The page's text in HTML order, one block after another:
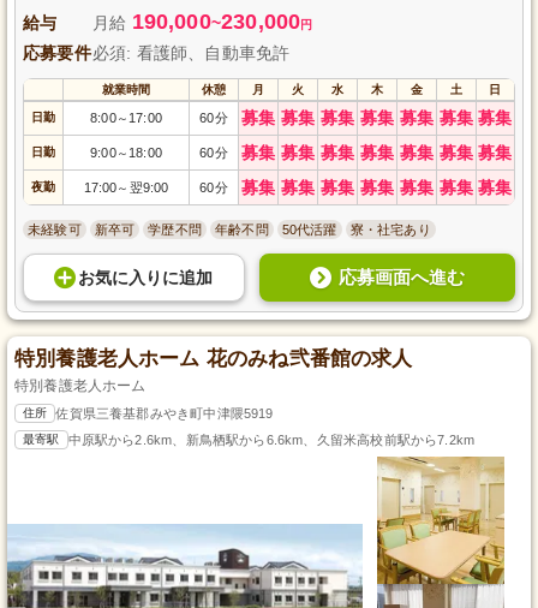
給与 月給 190,000~230,000円
応募要件必須: 看護師、自動車免許
就業時間 休憩 月 火 水 木 金 土 日
日勤 8:00～ 17:00 60分 募集 募集 募集 募集 募集 募集 募集
日勤 9:00～ 18:00 60分 募集 募集 募集 募集 募集 募集 募集
夜勤 17:00～ 翌9:00 60分 募集 募集 募集 募集 募集 募集 募集
未経験可 新卒可 学歴不問 年齢不問 50代活躍 寮・社宅あり
お気に入り に追加 応募画面へ進む
特別養護老人ホーム 花のみね弐番館の求人
特別養護老人ホーム
住所 佐賀県三養基郡みやき町中津隈5919
最寄駅 中原駅から2.6km、新鳥栖駅から6.6km、久留米高校前駅から7.2km